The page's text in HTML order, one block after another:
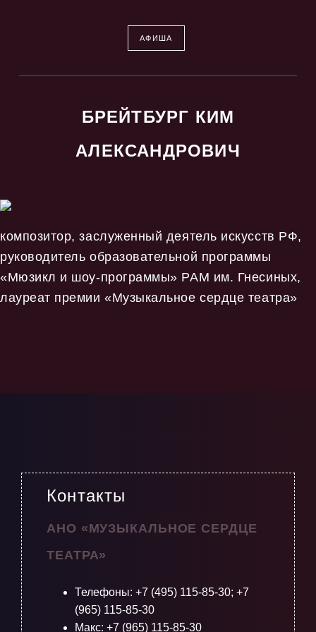
АФИША
БРЕЙТБУРГ КИМ
АЛЕКСАНДРОВИЧ
композитор, заслуженный деятель искусств РФ,
руководитель образовательной программы
«Мюзикл и шоу-программы» РАМ им. Гнесиных,
лауреат премии «Музыкальное сердце театра»
Контакты
АНО «МУЗЫКАЛЬНОЕ СЕРДЦЕ
ТЕАТРА»
Телефоны: +7 (495) 115-85-30; +7
(965) 115-85-30
Макс: +7 (965) 115-85-30